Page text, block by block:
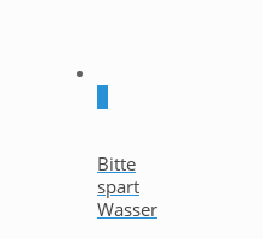
Bitte
spart
Wasser